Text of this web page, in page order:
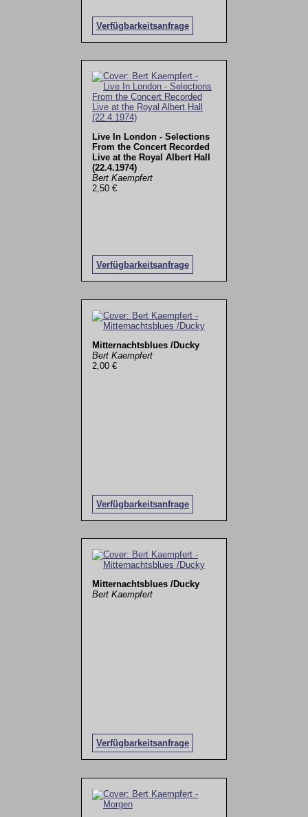
Verfügbarkeitsanfrage
Live In London - Selections
From the Concert Recorded
Live at the Royal Albert Hall
(22.4.1974)
Bert Kaempfert
2,50 €
Verfügbarkeitsanfrage
Mitternachtsblues /Ducky
Bert Kaempfert
2,00 €
Verfügbarkeitsanfrage
Mitternachtsblues /Ducky
Bert Kaempfert
Verfügbarkeitsanfrage